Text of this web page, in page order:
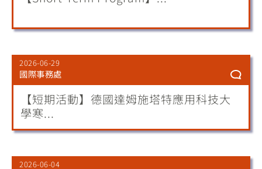
2026-06-29
國際事務處
【短期活動】德國達姆施塔特應用科技大
學寒...
2026-06-04